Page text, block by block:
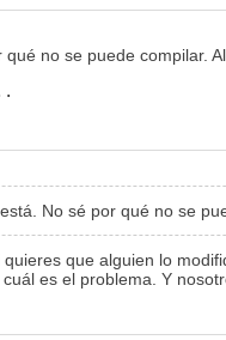
qué no se puede compilar.
No sé por qué no se
quieres que alguien lo
es el problema. Y